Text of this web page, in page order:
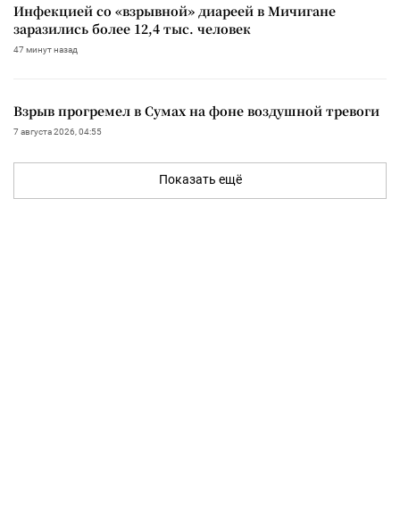
Инфекцией со «взрывной» диареей в Мичигане
заразились более 12,4 тыс. человек
47 минут назад
Взрыв прогремел в Сумах на фоне воздушной тревоги
7 августа 2026, 04:55
Показать ещё